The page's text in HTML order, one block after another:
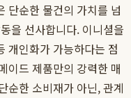
단순한 물건의 가치를 넘
을 선사합니다. 이니셜을
개인화가 가능하다는 점
이드 제품만의 강력한 매
순한 소비재가 아닌, 관계